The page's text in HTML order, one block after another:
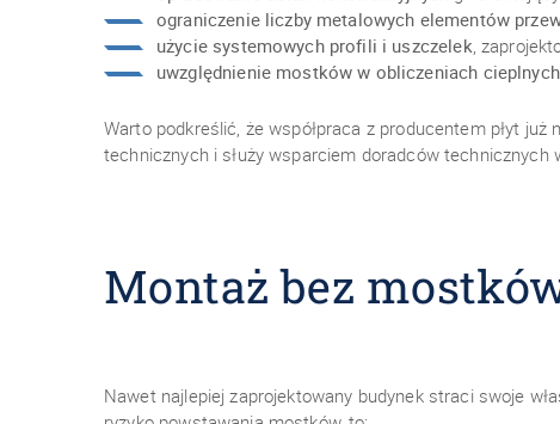
ograniczenie liczby metalowych elementów
użycie systemowych profili i uszczelek,
uwzględnienie mostków w obliczeniach cieplnych
Warto podkreślić, że współpraca z producentem płyt
technicznych i służy wsparciem doradców technicznych
Montaż bez
Nawet najlepiej zaprojektowany budynek straci swoje